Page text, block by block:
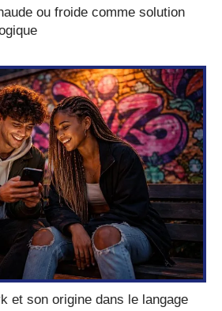
ou froide comme solution
et son origine dans le langage